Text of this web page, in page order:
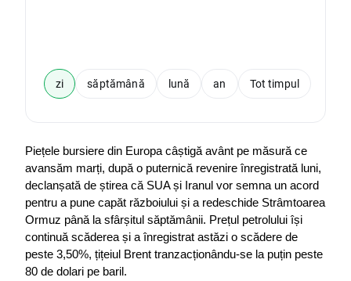
zi săptămână lună an Tot timpul
Piețele bursiere din Europa câștigă avânt pe măsură ce
avansăm marți, după o puternică revenire înregistrată luni,
declanșată de știrea că SUA și Iranul vor semna un acord
pentru a pune capăt războiului și a redeschide Strâmtoarea
Ormuz până la sfârșitul săptămânii. Prețul petrolului își
continuă scăderea și a înregistrat astăzi o scădere de
peste 3,50%, țițeiul Brent tranzacționându-se la puțin peste
80 de dolari pe baril.